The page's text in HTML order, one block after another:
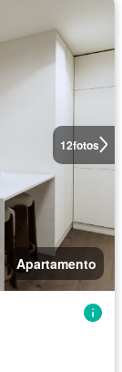
12fotos
Apartamento